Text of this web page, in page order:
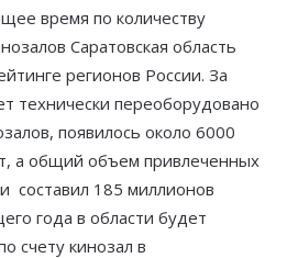
время по количеству
Саратовская область
регионов России. За
технически переоборудовано
появилось около 6000
а общий объем привлеченных
составил 185 миллионов
года в области будет
счету кинозал в